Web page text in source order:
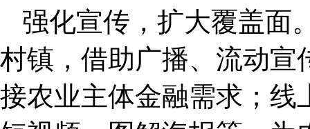
强化宣传，扩大覆盖面
村镇，借助广播、流动宣
接农业主体金融需求；线